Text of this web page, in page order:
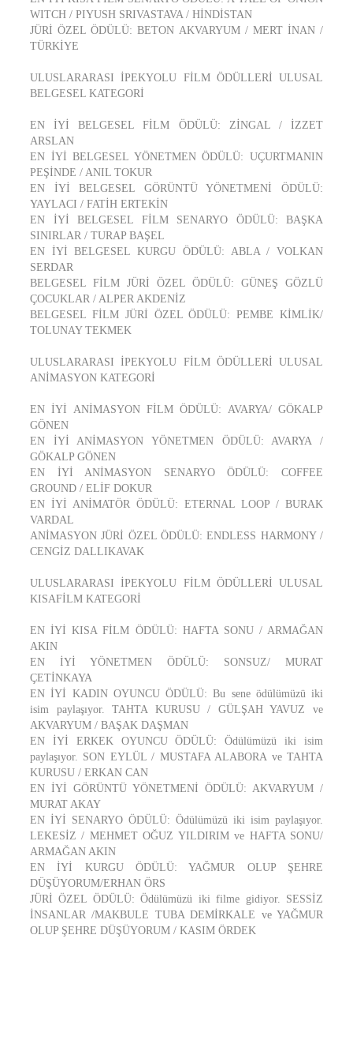
WITCH / PIYUSH SRIVASTAVA / HİNDİSTAN
JÜRİ ÖZEL ÖDÜLÜ: BETON AKVARYUM / MERT İNAN /
TÜRKİYE
ULUSLARARASI İPEKYOLU FİLM ÖDÜLLERİ ULUSAL
BELGESEL KATEGORİ
EN İYİ BELGESEL FİLM ÖDÜLÜ: ZİNGAL / İZZET
ARSLAN
EN İYİ BELGESEL YÖNETMEN ÖDÜLÜ: UÇURTMANIN
PEŞİNDE / ANIL TOKUR
EN İYİ BELGESEL GÖRÜNTÜ YÖNETMENİ ÖDÜLÜ:
YAYLACI / FATİH ERTEKİN
EN İYİ BELGESEL FİLM SENARYO ÖDÜLÜ: BAŞKA
SINIRLAR / TURAP BAŞEL
EN İYİ BELGESEL KURGU ÖDÜLÜ: ABLA / VOLKAN
SERDAR
BELGESEL FİLM JÜRİ ÖZEL ÖDÜLÜ: GÜNEŞ GÖZLÜ
ÇOCUKLAR / ALPER AKDENİZ
BELGESEL FİLM JÜRİ ÖZEL ÖDÜLÜ: PEMBE KİMLİK/
TOLUNAY TEKMEK
ULUSLARARASI İPEKYOLU FİLM ÖDÜLLERİ ULUSAL
ANİMASYON KATEGORİ
EN İYİ ANİMASYON FİLM ÖDÜLÜ: AVARYA/ GÖKALP
GÖNEN
EN İYİ ANİMASYON YÖNETMEN ÖDÜLÜ: AVARYA /
GÖKALP GÖNEN
EN İYİ ANİMASYON SENARYO ÖDÜLÜ: COFFEE
GROUND / ELİF DOKUR
EN İYİ ANİMATÖR ÖDÜLÜ: ETERNAL LOOP / BURAK
VARDAL
ANİMASYON JÜRİ ÖZEL ÖDÜLÜ: ENDLESS HARMONY /
CENGİZ DALLIKAVAK
ULUSLARARASI İPEKYOLU FİLM ÖDÜLLERİ ULUSAL
KISAFİLM KATEGORİ
EN İYİ KISA FİLM ÖDÜLÜ: HAFTA SONU / ARMAĞAN
AKIN
EN İYİ YÖNETMEN ÖDÜLÜ: SONSUZ/ MURAT
ÇETİNKAYA
EN İYİ KADIN OYUNCU ÖDÜLÜ: Bu sene ödülümüzü iki
isim paylaşıyor. TAHTA KURUSU / GÜLŞAH YAVUZ ve
AKVARYUM / BAŞAK DAŞMAN
EN İYİ ERKEK OYUNCU ÖDÜLÜ: Ödülümüzü iki isim
paylaşıyor. SON EYLÜL / MUSTAFA ALABORA ve TAHTA
KURUSU / ERKAN CAN
EN İYİ GÖRÜNTÜ YÖNETMENİ ÖDÜLÜ: AKVARYUM /
MURAT AKAY
EN İYİ SENARYO ÖDÜLÜ: Ödülümüzü iki isim paylaşıyor.
LEKESİZ / MEHMET OĞUZ YILDIRIM ve HAFTA SONU/
ARMAĞAN AKIN
EN İYİ KURGU ÖDÜLÜ: YAĞMUR OLUP ŞEHRE
DÜŞÜYORUM/ERHAN ÖRS
JÜRİ ÖZEL ÖDÜLÜ: Ödülümüzü iki filme gidiyor. SESSİZ
İNSANLAR /MAKBULE TUBA DEMİRKALE ve YAĞMUR
OLUP ŞEHRE DÜŞÜYORUM / KASIM ÖRDEK